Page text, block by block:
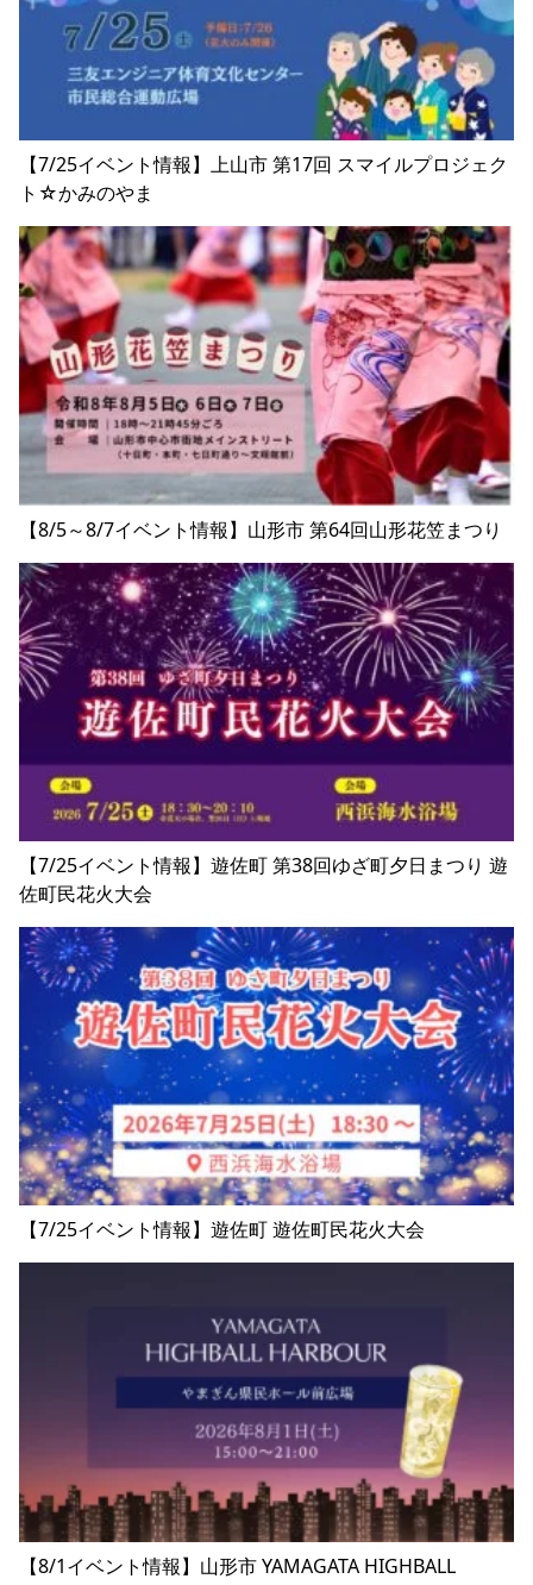
【7/25イベント情報】上山市 第17回 スマイルプロジェク
ト☆かみのやま
【8/5～8/7イベント情報】山形市 第64回山形花笠まつり
【7/25イベント情報】遊佐町 第38回ゆざ町夕日まつり 遊
佐町民花火大会
【7/25イベント情報】遊佐町 遊佐町民花火大会
【8/1イベント情報】山形市 YAMAGATA HIGHBALL